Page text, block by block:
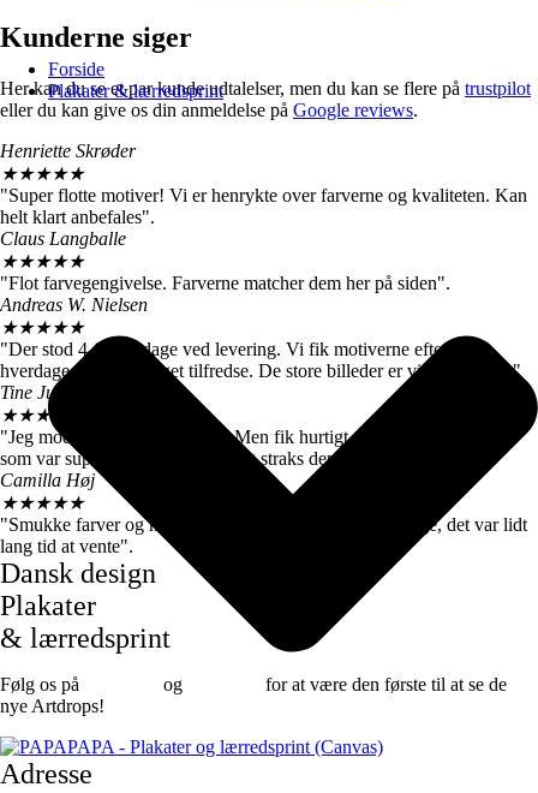
Forside
Plakater & lærredsprint
Kunderne siger
Her kan du se et par kunde udtalelser, men du kan se flere på trustpilot
eller du kan give os din anmeldelse på Google reviews.
Henriette Skrøder
★★★★★
"Super flotte motiver! Vi er henrykte over farverne og kvaliteten. Kan
helt klart anbefales".
Claus Langballe
★★★★★
"Flot farvegengivelse. Farverne matcher dem her på siden".
Andreas W. Nielsen
★★★★★
"Der stod 4-6 hverdage ved levering. Vi fik motiverne efter 3
hverdage, så vi er meget tilfredse. De store billeder er virkelig flotte."
Tine Juul
★★★
"Jeg modtog en forkert plakat. Men fik hurtigt talt med kundeservice
som var super søde og sendte mig straks den rigtige".
Camilla Høj
★★★★★
"Smukke farver og motiver, de kom dog først efter 7 dage, det var lidt
lang tid at vente".
Dansk design
Plakater
& lærredsprint
Følg os på og
for at være den første til at se de
nye Artdrops!
Adresse